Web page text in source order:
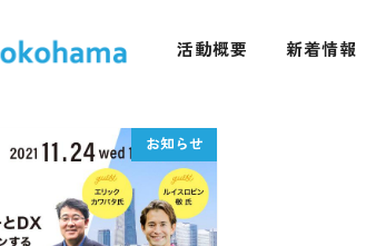
活動概要 新着情報